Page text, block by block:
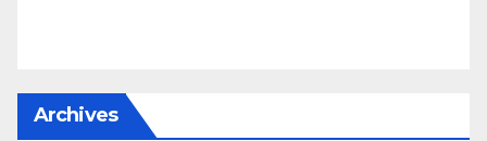
Archives